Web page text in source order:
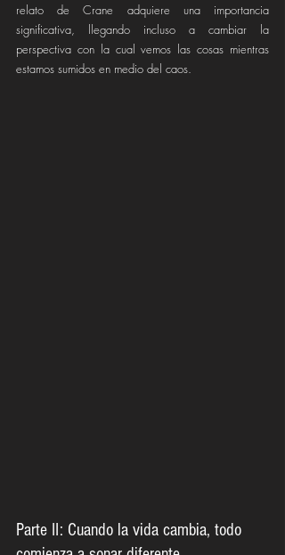
relato de Crane adquiere una importancia
significativa, llegando incluso a cambiar la
perspectiva con la cual vemos las cosas mientras
estamos sumidos en medio del caos.
Parte II: Cuando la vida cambia, todo